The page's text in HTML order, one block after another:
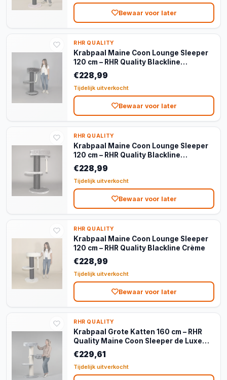
Bewaar voor later
RHR QUALITY
Krabpaal Maine Coon Lounge Sleeper
120 cm – RHR Quality Blackline
Donkergrijs
€228,99
Tijdelijk uitverkocht
Bewaar voor later
RHR QUALITY
Krabpaal Maine Coon Lounge Sleeper
120 cm – RHR Quality Blackline
Lichtgrijs
€228,99
Tijdelijk uitverkocht
Bewaar voor later
RHR QUALITY
Krabpaal Maine Coon Lounge Sleeper
120 cm – RHR Quality Blackline Crème
€228,99
Tijdelijk uitverkocht
Bewaar voor later
RHR QUALITY
Krabpaal Grote Katten 160 cm – RHR
Quality Maine Coon Sleeper de Luxe
Light Grey
€229,61
Tijdelijk uitverkocht